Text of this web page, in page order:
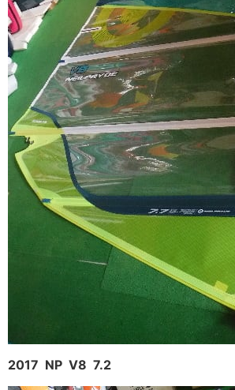
2017 NP V8 7.2